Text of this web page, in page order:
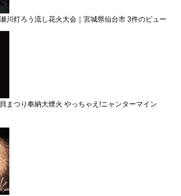
川灯ろう流し花火大会｜宮城県仙台市 3件のビュー
まつり奉納大煙火 やっちゃえ!ニャンターマイン